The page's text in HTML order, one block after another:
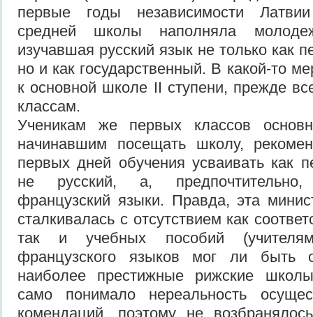
первые годы независимости
средней школы наполняла
изучавшая русский язык не только как
но и как государственный. В какой-то
к основной школе II ступени, прежде
классам.
Ученикам же первых классов
начинавшим посещать школу,
первых дней обучения усваивать как
не русский, а,
французский языки. Правда, эта
сталкивалась с отсутствием как
так и учебных пособий
французского языков мог ли быть
наиболее престижные рижские
само понимало нереальность
комендаций, поэтому не